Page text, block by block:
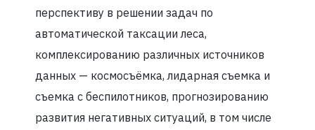
перспективу в решении задач по
автоматической таксации леса,
комплексированию различных источников
данных — космосъёмка, лидарная съемка и
съемка с беспилотников, прогнозированию
развития негативных ситуаций, в том числе